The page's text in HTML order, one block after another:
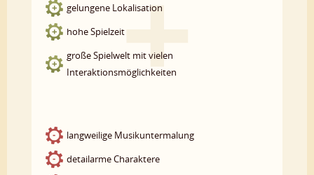
gelungene Lokalisation
hohe Spielzeit
große Spielwelt mit vielen
Interaktionsmöglichkeiten
langweilige Musikuntermalung
detailarme Charaktere